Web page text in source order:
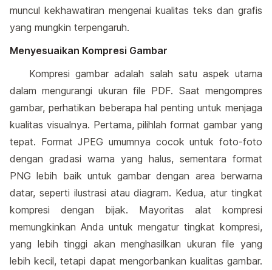
muncul kekhawatiran mengenai kualitas teks dan grafis
yang mungkin terpengaruh.
Menyesuaikan Kompresi Gambar
Kompresi gambar adalah salah satu aspek utama
dalam mengurangi ukuran file PDF. Saat mengompres
gambar, perhatikan beberapa hal penting untuk menjaga
kualitas visualnya. Pertama, pilihlah format gambar yang
tepat. Format JPEG umumnya cocok untuk foto-foto
dengan gradasi warna yang halus, sementara format
PNG lebih baik untuk gambar dengan area berwarna
datar, seperti ilustrasi atau diagram. Kedua, atur tingkat
kompresi dengan bijak. Mayoritas alat kompresi
memungkinkan Anda untuk mengatur tingkat kompresi,
yang lebih tinggi akan menghasilkan ukuran file yang
lebih kecil, tetapi dapat mengorbankan kualitas gambar.